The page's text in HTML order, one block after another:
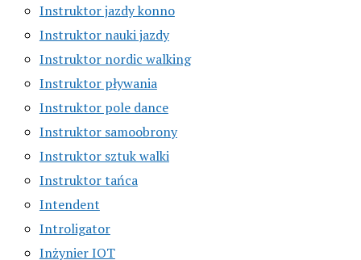
Instruktor jazdy konno
Instruktor nauki jazdy
Instruktor nordic walking
Instruktor pływania
Instruktor pole dance
Instruktor samoobrony
Instruktor sztuk walki
Instruktor tańca
Intendent
Introligator
Inżynier IOT